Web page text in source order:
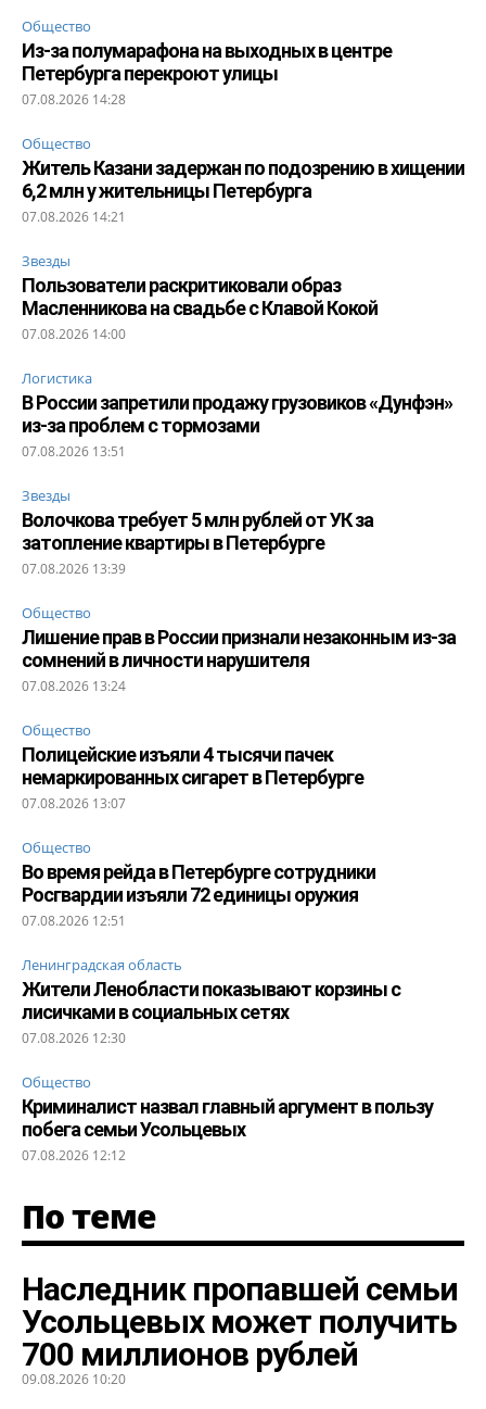
Общество
Из-за полумарафона на выходных в центре
Петербурга перекроют улицы
07.08.2026 14:28
Общество
Житель Казани задержан по подозрению в хищении
6,2 млн у жительницы Петербурга
07.08.2026 14:21
Звезды
Пользователи раскритиковали образ
Масленникова на свадьбе с Клавой Кокой
07.08.2026 14:00
Логистика
В России запретили продажу грузовиков «Дунфэн»
из-за проблем с тормозами
07.08.2026 13:51
Звезды
Волочкова требует 5 млн рублей от УК за
затопление квартиры в Петербурге
07.08.2026 13:39
Общество
Лишение прав в России признали незаконным из-за
сомнений в личности нарушителя
07.08.2026 13:24
Общество
Полицейские изъяли 4 тысячи пачек
немаркированных сигарет в Петербурге
07.08.2026 13:07
Общество
Во время рейда в Петербурге сотрудники
Росгвардии изъяли 72 единицы оружия
07.08.2026 12:51
Ленинградская область
Жители Ленобласти показывают корзины с
лисичками в социальных сетях
07.08.2026 12:30
Общество
Криминалист назвал главный аргумент в пользу
побега семьи Усольцевых
07.08.2026 12:12
По теме
Наследник пропавшей семьи
Усольцевых может получить
700 миллионов рублей
09.08.2026 10:20